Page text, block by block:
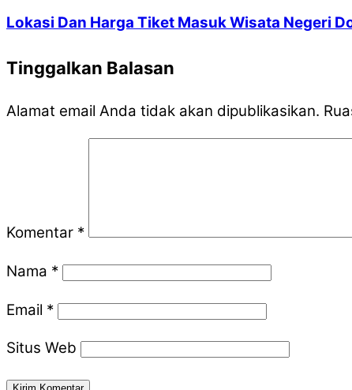
Lokasi Dan Harga Tiket Masuk Wisata Negeri
Tinggalkan Balasan
Alamat email Anda tidak akan dipublikasikan.
Komentar *
Nama *
Email *
Situs Web